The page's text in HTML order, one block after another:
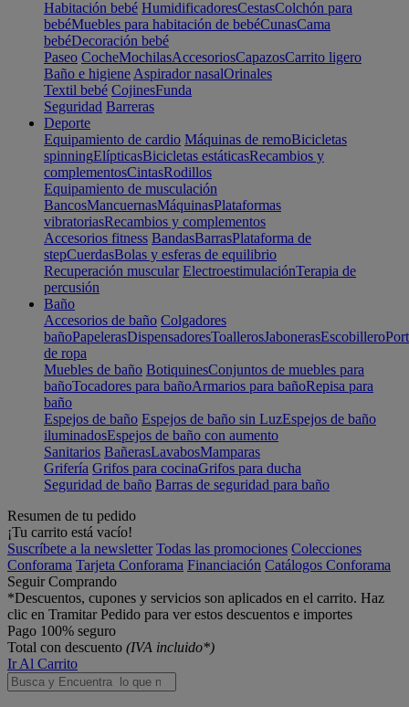
Habitación bebé HumidificadoresCestasColchón para
bebéMuebles para habitación de bebéCunasCama
bebéDecoración bebé
Paseo CocheMochilasAccesoriosCapazosCarrito ligero
Baño e higiene Aspirador nasalOrinales
Textil bebé CojinesFunda
Seguridad Barreras
Deporte
Equipamiento de cardio Máquinas de remoBicicletas
spinningElípticasBicicletas estáticasRecambios y
complementosCintasRodillos
Equipamiento de musculación
BancosMancuernasMáquinasPlataformas
vibratoriasRecambios y complementos
Accesorios fitness BandasBarrasPlataforma de
stepCuerdasBolas y esferas de equilibrio
Recuperación muscular ElectroestimulaciónTerapia de
percusión
Baño
Accesorios de baño Colgadores
bañoPapelerasDispensadoresToallerosJabonerasEscobillero
de ropa
Muebles de baño BotiquinesConjuntos de muebles para
bañoTocadores para bañoArmarios para bañoRepisa para
baño
Espejos de baño Espejos de baño sin LuzEspejos de baño
iluminadosEspejos de baño con aumento
Sanitarios BañerasLavabosMamparas
Grifería Grifos para cocinaGrifos para ducha
Seguridad de baño Barras de seguridad para baño
Resumen de tu pedido
¡Tu carrito está vacío!
Suscríbete a la newsletter Todas las promociones Colecciones
Conforama Tarjeta Conforama Financiación Catálogos Conforama
Seguir Comprando
*Descuentos, cupones y servicios son aplicados en el carrito. Haz
clic en Tramitar Pedido para ver estos descuentos e importes
Pago 100% seguro
Total con descuento (IVA incluido*)
Ir Al Carrito